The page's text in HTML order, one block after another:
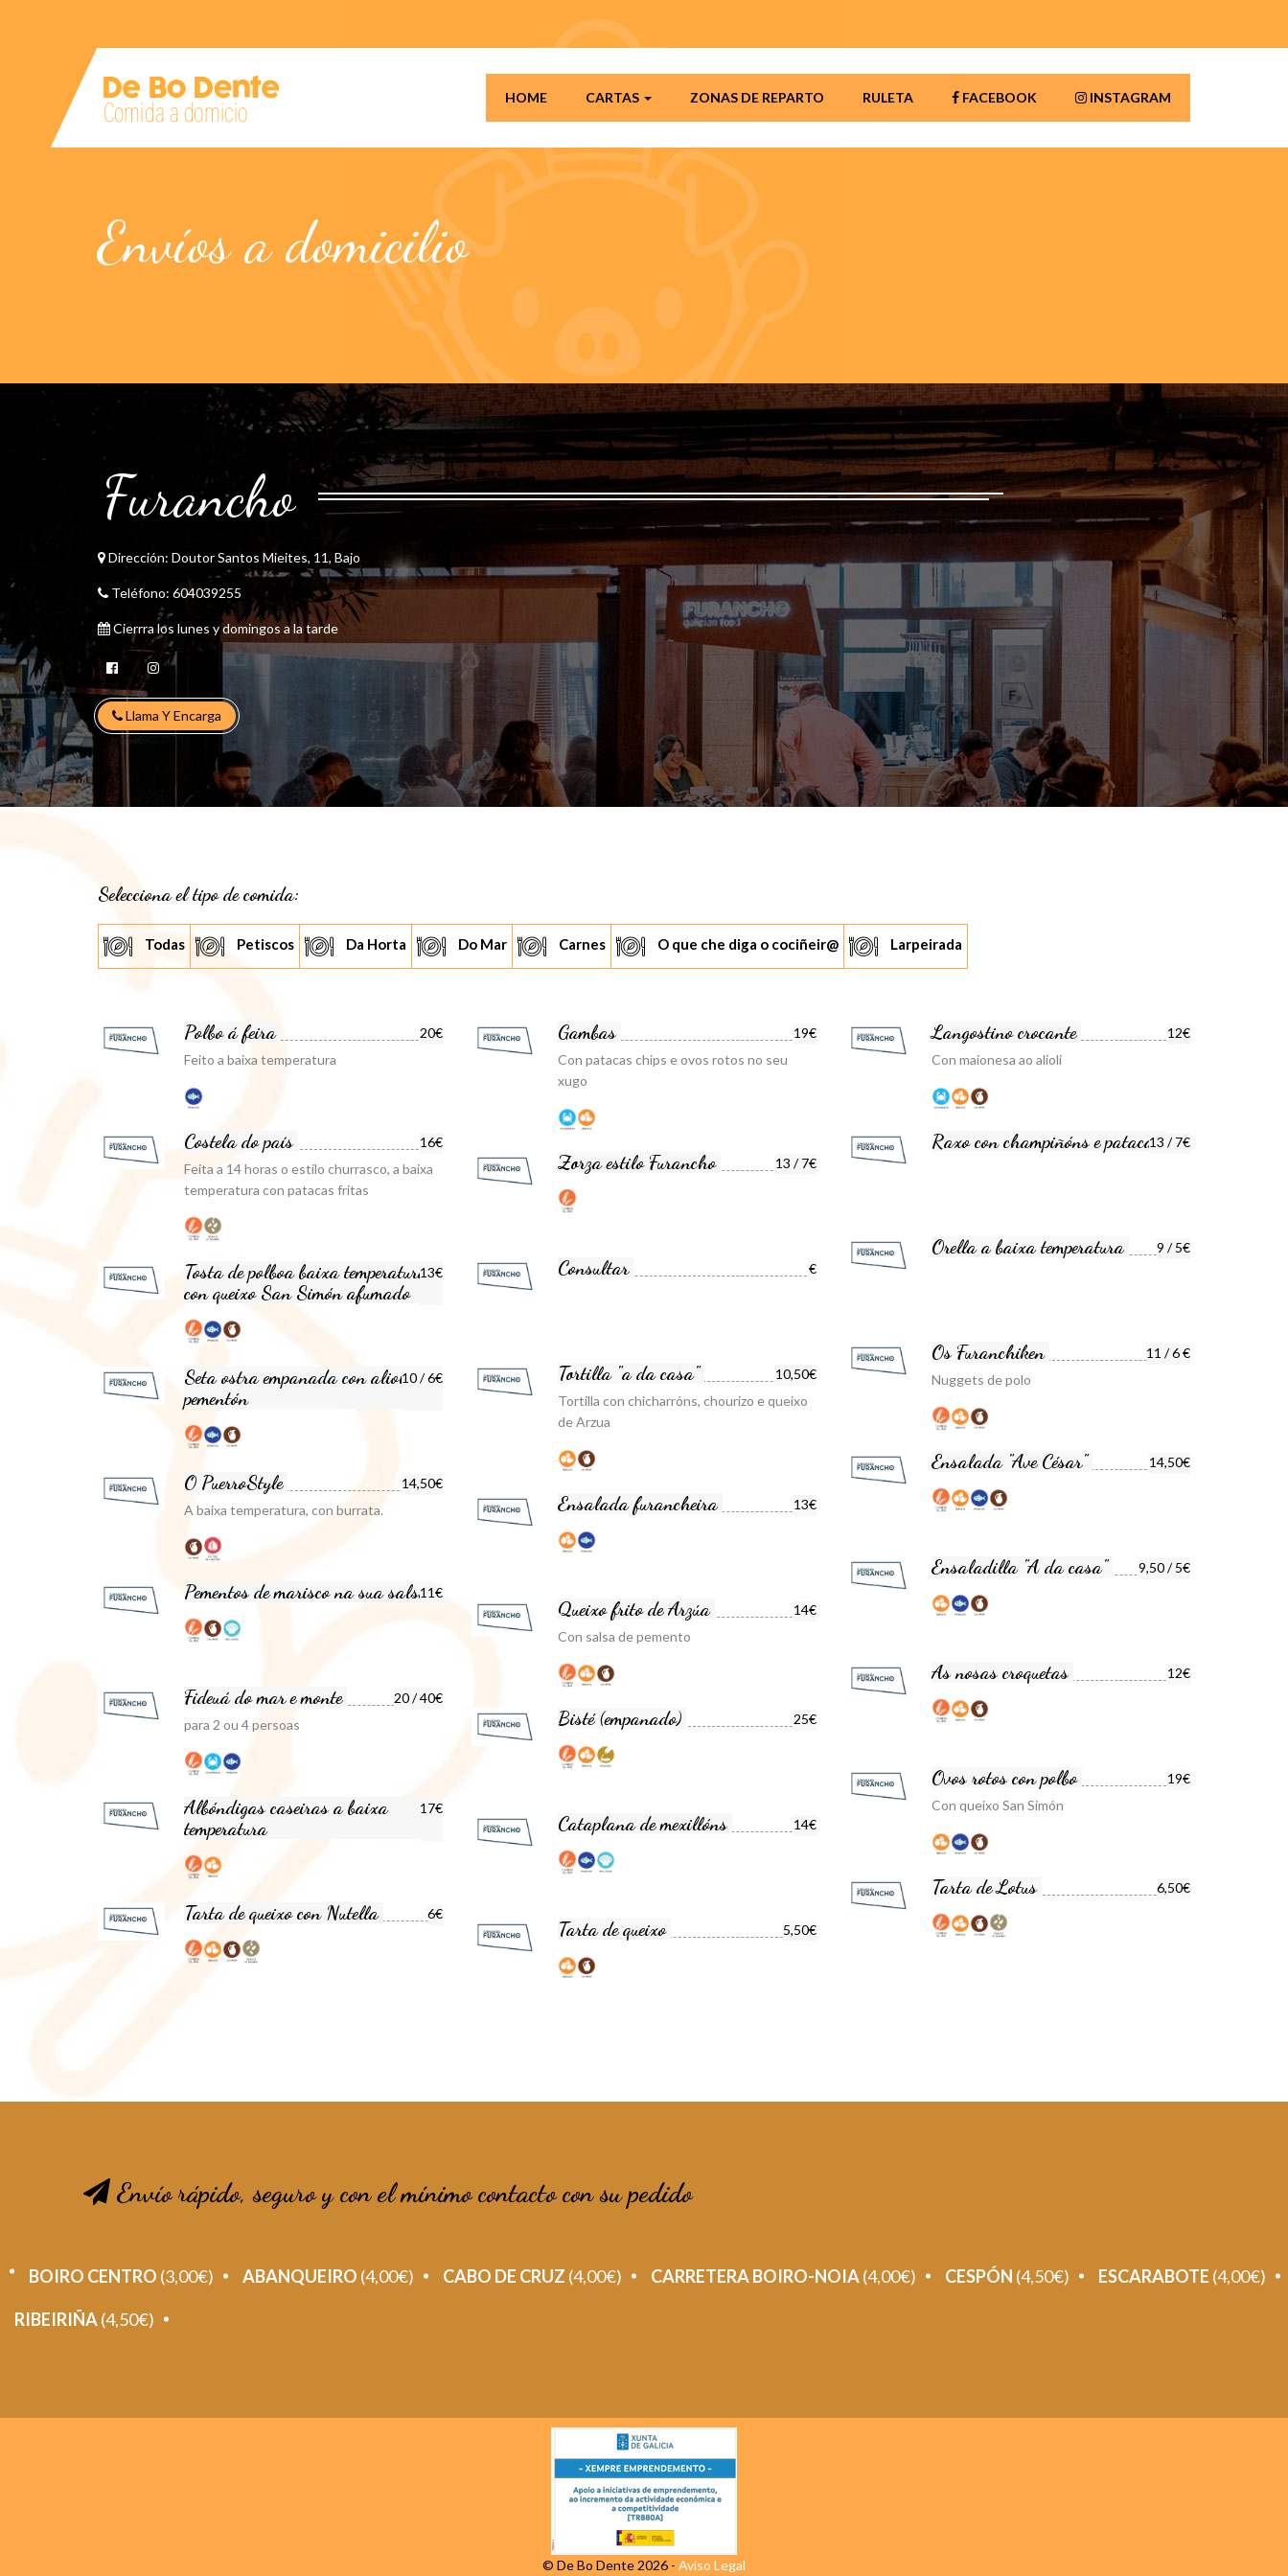
HOME CARTAS ZONAS DE REPARTO RULETA FACEBOOK INSTAGRAM
Envíos a domicilio
Furancho
Dirección: Doutor Santos Mieites, 11, Bajo
Teléfono: 604039255
Cierrra los lunes y domingos a la tarde
Llama Y Encarga
Selecciona el tipo de comida:
Todas Petiscos Da Horta Do Mar Carnes O que che diga o cociñeir@ Larpeirada
Polbo á feira
20€
Feito a baixa temperatura
Gambas
19€
Con patacas chips e ovos rotos no seu
xugo
Langostino crocante
12€
Con maionesa ao alioli
Costela do país
16€
Feita a 14 horas o estilo churrasco, a baixa
temperatura con patacas fritas
Raxo con champiñóns e patacas13 / 7€
Zorza estilo Furancho 13 / 7€
Orella a baixa temperatura 9 / 5€
Consultar €
Tosta de polboa baixa temperatura
con queixo San Simón afumado
13€
Os Furanchiken
11 / 6 €
Nuggets de polo
Tortilla "a da casa"
10,50€
Tortilla con chicharróns, chourizo e queixo
de Arzua
Seta ostra empanada con alioli de
pementón
10 / 6€
Ensalada "Ave César" 14,50€
O PuerroStyle
14,50€
A baixa temperatura, con burrata.
Ensalada furancheira 13€
Ensaladilla "A da casa" 9,50 / 5€
Pementos de marisco na sua salsa11€
Queixo frito de Arzúa
14€
Con salsa de pemento
As nosas croquetas 12€
Fideuá do mar e monte
20 / 40€
para 2 ou 4 persoas
Bisté (empanado) 25€
Ovos rotos con polbo
19€
Con queixo San Simón
Albóndigas caseiras a baixa
temperatura
17€
Cataplana de mexillóns 14€
Tarta de Lotus 6,50€
Tarta de queixo con Nutella 6€
Tarta de queixo 5,50€
Envío rápido, seguro y con el mínimo contacto con su pedido
BOIRO CENTRO (3,00€) ABANQUEIRO (4,00€) CABO DE CRUZ (4,00€) CARRETERA BOIRO-NOIA(4,00€) CESPÓN (4,50€) ESCARABOTE (4,00€)
RIBEIRIÑA(4,50€)
© De Bo Dente 2026 - Aviso Legal